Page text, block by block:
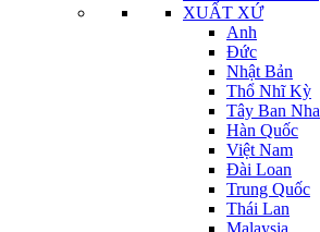
XUẤT XỨ
Anh
Đức
Nhật Bản
Thổ Nhĩ Kỳ
Tây Ban Nha
Hàn Quốc
Việt Nam
Đài Loan
Trung Quốc
Thái Lan
Malaysia